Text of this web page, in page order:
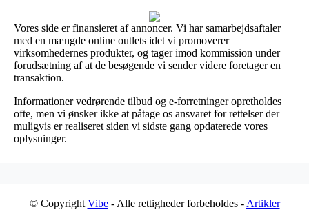
Vores side er finansieret af annoncer. Vi har samarbejdsaftaler
med en mængde online outlets idet vi promoverer
virksomhedernes produkter, og tager imod kommission under
forudsætning af at de besøgende vi sender videre foretager en
transaktion.
Informationer vedrørende tilbud og e-forretninger opretholdes
ofte, men vi ønsker ikke at påtage os ansvaret for rettelser der
muligvis er realiseret siden vi sidste gang opdaterede vores
oplysninger.
© Copyright Vibe- Alle rettigheder forbeholdes - Artikler